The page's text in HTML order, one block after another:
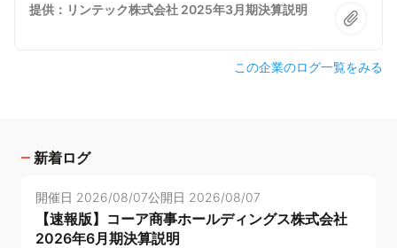
提供：リンテック株式会社 2025年3月期決算説明
この企業のログ一覧をみる
新着ログ
開催日 2026/08/07公開日 2026/08/07
【速報版】コーア商事ホールディングス株式会社
2026年6月期決算説明